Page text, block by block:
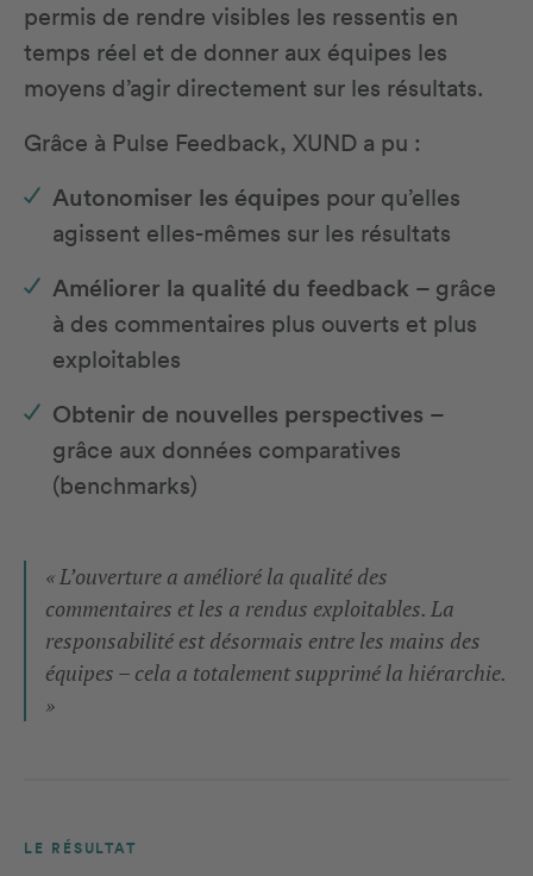
permis de rendre visibles les ressentis en
temps réel et de donner aux équipes les
moyens d’agir directement sur les résultats.
Grâce à Pulse Feedback, XUND a pu :
Autonomiser les équipes pour qu’elles
agissent elles-mêmes sur les résultats
Améliorer la qualité du feedback – grâce
à des commentaires plus ouverts et plus
exploitables
Obtenir de nouvelles perspectives –
grâce aux données comparatives
(benchmarks)
« L’ouverture a amélioré la qualité des
commentaires et les a rendus exploitables. La
responsabilité est désormais entre les mains des
équipes – cela a totalement supprimé la hiérarchie.
»
LE RÉSULTAT